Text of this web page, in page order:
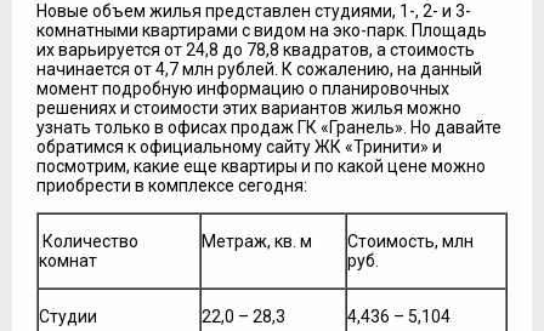
Новые объем жилья представлен студиями, 1-, 2- и 3-
комнатными квартирами с видом на эко-парк. Площадь
их варьируется от 24,8 до 78,8 квадратов, а стоимость
начинается от 4,7 млн рублей. К сожалению, на данный
момент подробную информацию о планировочных
решениях и стоимости этих вариантов жилья можно
узнать только в офисах продаж ГК «Гранель». Но давайте
обратимся к официальному сайту ЖК «Тринити» и
посмотрим, какие еще квартиры и по какой цене можно
приобрести в комплексе сегодня:
Количество
комнат
Метраж, кв. м
Стоимость, млн
руб.
Студии 22,0 – 28,3 4,436 – 5,104